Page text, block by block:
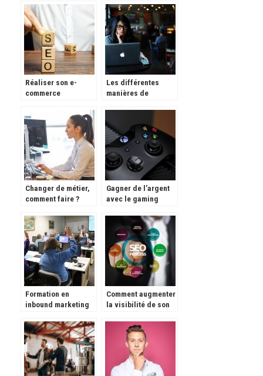
Réaliser son e-
commerce
Les différentes
manières de
Changer de métier,
comment faire ?
Gagner de l’argent
avec le gaming
Formation en
inbound marketing
Comment augmenter
la visibilité de son